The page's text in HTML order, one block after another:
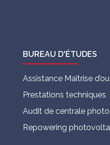
BUREAU D'ÉTUDES
Assistance Maîtrise
Prestations techniques
Audit de centrale
Repowering